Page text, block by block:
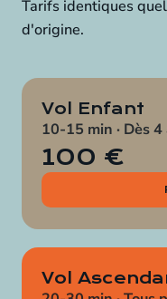
Tarifs identiques
d'origine.
Vol Enfant
10-15 min · Dès 4
100 €
Vol